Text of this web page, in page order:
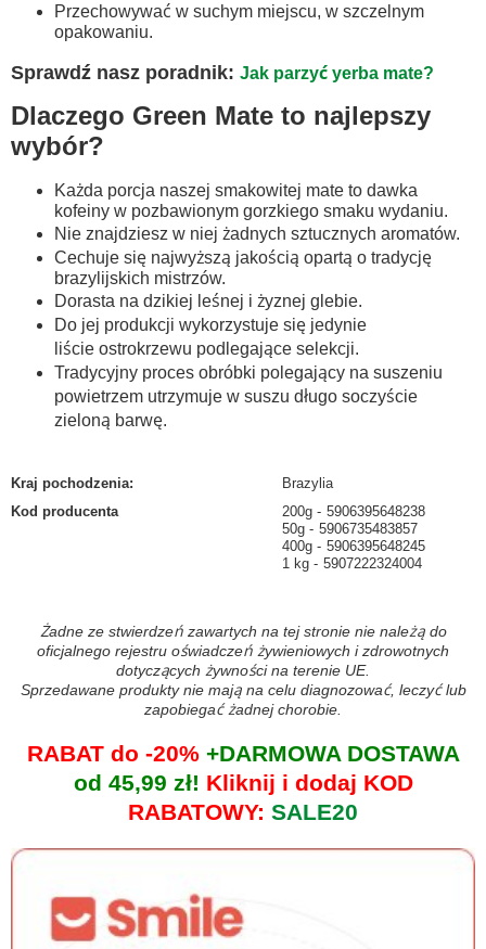
Przechowywać w suchym miejscu, w szczelnym
opakowaniu.
Sprawdź nasz poradnik: Jak parzyć yerba mate?
Dlaczego Green Mate to najlepszy
wybór?
Każda porcja naszej smakowitej mate to dawka
kofeiny w pozbawionym gorzkiego smaku wydaniu.
Nie znajdziesz w niej żadnych sztucznych aromatów.
Cechuje się najwyższą jakością opartą o tradycję
brazylijskich mistrzów.
Dorasta na dzikiej leśnej i żyznej glebie.
Do jej produkcji wykorzystuje się jedynie
liście ostrokrzewu podlegające selekcji.
Tradycyjny proces obróbki polegający na suszeniu
powietrzem utrzymuje w suszu długo soczyście
zieloną barwę.
Kraj pochodzenia:
Brazylia
Kod producenta
200g
5906395648238
50g
5906735483857
400g
5906395648245
1 kg
5907222324004
Żadne ze stwierdzeń zawartych na tej stronie nie należą do
oficjalnego rejestru oświadczeń żywieniowych i zdrowotnych
dotyczących żywności na terenie UE.
Sprzedawane produkty nie mają na celu diagnozować, leczyć lub
zapobiegać żadnej chorobie.
RABAT do -20%+DARMOWA DOSTAWA
od 45,99 zł! Kliknij i dodaj KOD
RABATOWY: SALE20